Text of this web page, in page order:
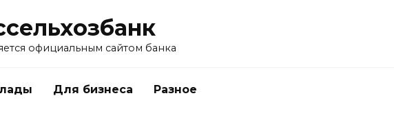
официальным сайтом банка
Для бизнеса Разное